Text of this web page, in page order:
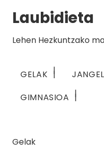
Laubidieta
Lehen Hezkuntzako
GELAK
GIMNASIOA
Gelak